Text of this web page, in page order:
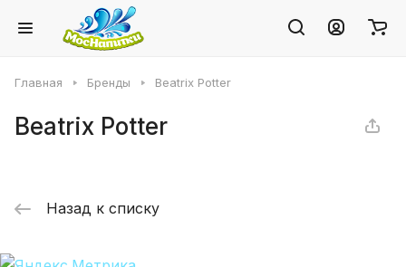
Главная Бренды Beatrix Potter
Beatrix Potter
Назад к списку